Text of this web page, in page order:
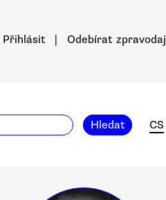
Přihlásit Odebírat zpravodaj
Hledat CS